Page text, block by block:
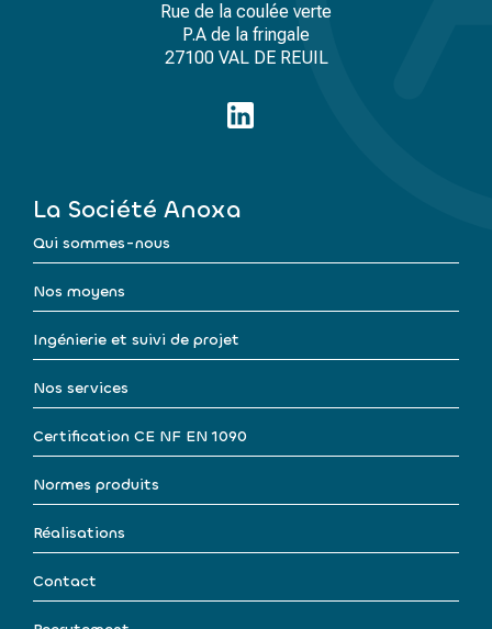
Rue de la coulée verte
P.A de la fringale
27100 VAL DE REUIL
La Société Anoxa
Qui sommes-nous
Nos moyens
Ingénierie et suivi de projet
Nos services
Certification CE NF EN 1090
Normes produits
Réalisations
Contact